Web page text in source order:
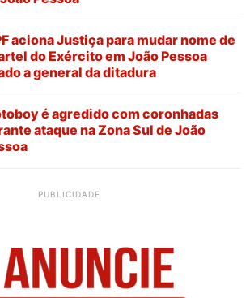
aciona Justiça para mudar nome de
do Exército em João Pessoa
a general da ditadura
é agredido com coronhadas
ataque na Zona Sul de João
PUBLICIDADE